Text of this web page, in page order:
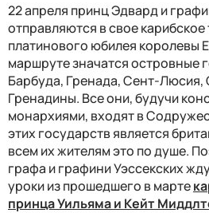
22 апреля принц Эдвард и
отправляются в свое карибское
платинового юбилея королевы
маршруте значатся островные
Барбуда, Гренада, Сент-Люсия,
Гренадины. Все они, будучи
монархиями, входят в
этих государств является
всем их жителям это по душе.
графа и графини Уэссекских
уроки из прошедшего в марте
принца Уильяма и Кейт